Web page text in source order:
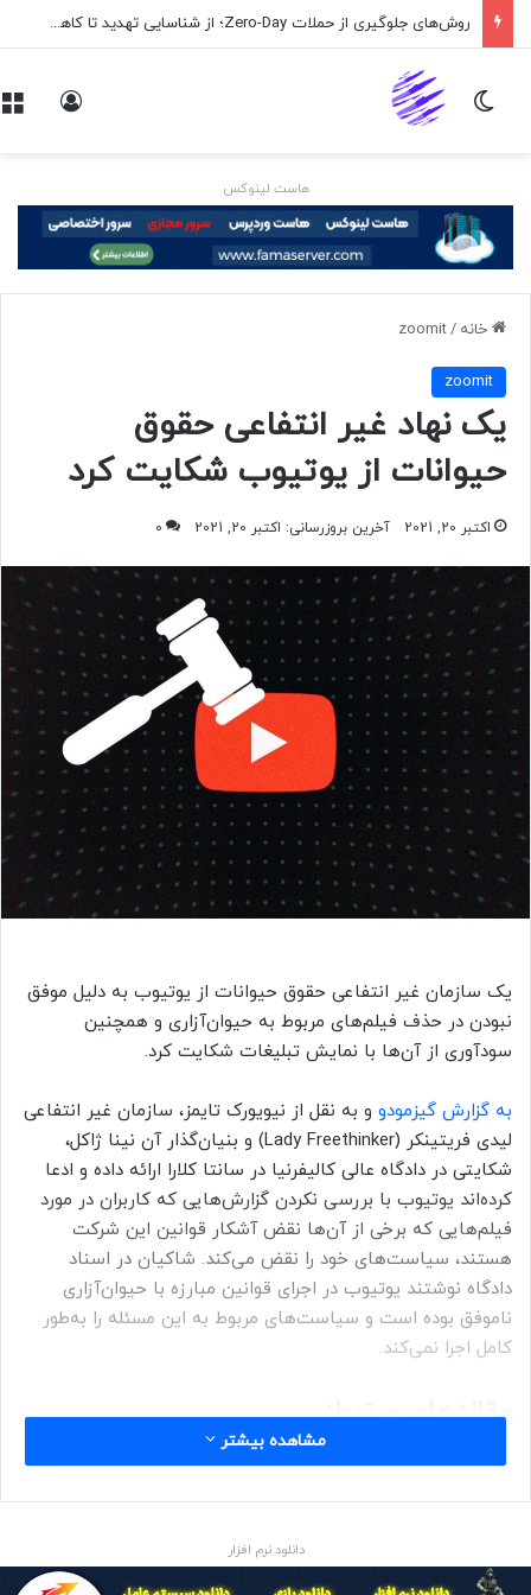
روش‌های جلوگیری از حملات Zero-Day؛ از شناسایی تهدید تا کاهش ریسک
تغییر پوسته
هاست لینوکس
خانه /
zoomit
zoomit
یک نهاد غیر انتفاعی حقوق
حیوانات از یوتیوب شکایت کرد
اکتبر 20, 2021 آخرین بروزرسانی: اکتبر 20, 2021 0
یک سازمان غیر انتفاعی حقوق حیوانات از یوتیوب به دلیل موفق
نبودن در حذف فیلمهای مربوط به حیوان‌آزاری و همچنین
سودآوری از آنها با نمایش تبلیغات شکایت کرد.
به گزارش گیزمودو و به نقل از نیویورک تایمز، سازمان غیر انتفاعی
لیدی فریتینکر (Lady Freethinker) و بنیان‌گذار آن نینا ژاکل،
شکایتی در دادگاه عالی کالیفرنیا در سانتا کلارا ارائه داده و ادعا
کرده‌اند یوتیوب با بررسی نکردن گزارش‌هایی که کاربران در مورد
فیلم‌هایی که برخی از آن‌ها نقض آشکار قوانین این شرکت
هستند، سیاست‌های خود را نقض می‌کند. شاکیان در اسناد
دادگاه نوشتند یوتیوب در اجرای قوانین مبارزه با حیوان‌آزاری
ناموفق بوده است و سیاست‌های مربوط به این مسئله را به‌طور
کامل اجرا نمی‌کند.
مقاله‌های مرتبط:
استیو وزنیاک بابت ویدئوهای کلاه‌برداری بیت‌ کوین از
در نامه جداگانه ای به وزارت دادگستری، تیم حقوقی لیدی فریتینکر
مشاهده بیشتر
دانلود نرم افزار